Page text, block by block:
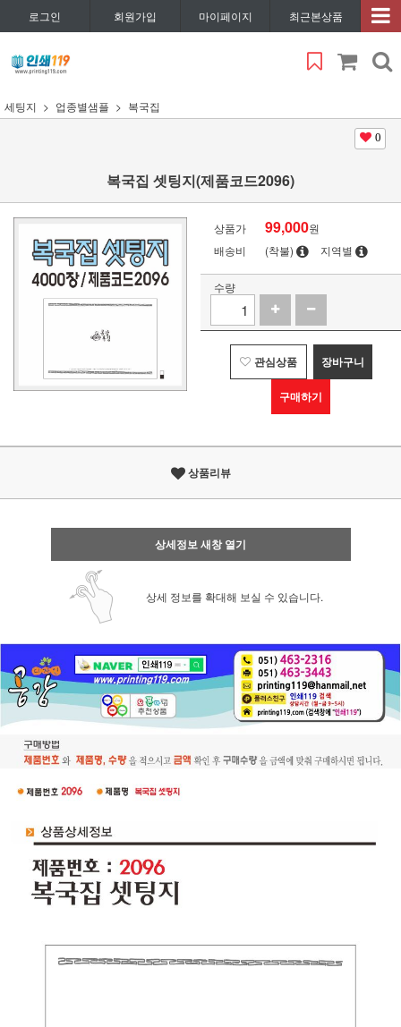
로그인 회원가입 마이페이지 최근본상품
세팅지 업종별샘플 복국집
0
복국집 셋팅지(제품코드2096)
상품가 99,000원
배송비
(착불) 지역별
수량
관심상품 장바구니
구매하기
상품리뷰
상세정보 새창 열기
상세 정보를 확대해 보실 수 있습니다.